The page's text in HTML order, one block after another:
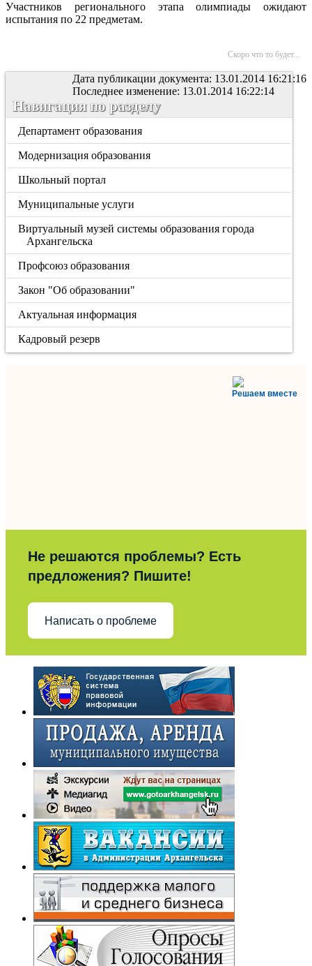
Участников регионального этапа олимпиады ожидают
испытания по 22 предметам.
Скоро что то будет...
Дата публикации документа: 13.01.2014 16:21:16
Последнее изменение: 13.01.2014 16:22:14
Навигация по разделу
Департамент образования
Модернизация образования
Школьный портал
Муниципальные услуги
Виртуальный музей системы образования города
Архангельска
Профсоюз образования
Закон "Об образовании"
Актуальная информация
Кадровый резерв
Решаем вместе
Не решаются проблемы? Есть
предложения? Пишите!
Написать о проблеме